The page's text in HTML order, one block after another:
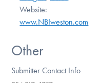
Website:
www.NBIweston.com
Other
Submitter Contact Info